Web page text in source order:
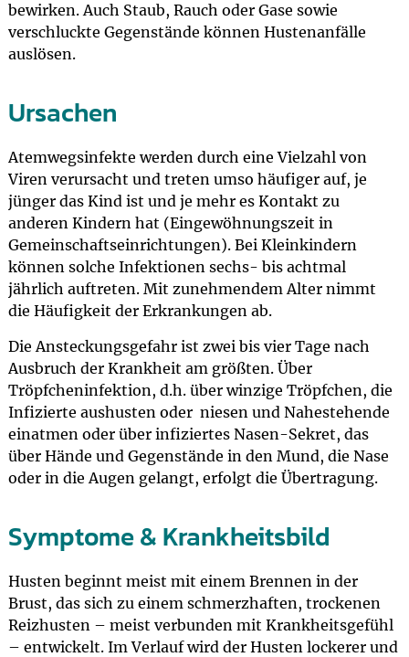
bewirken. Auch Staub, Rauch oder Gase sowie
verschluckte Gegenstände können Hustenanfälle
auslösen.
Ursachen
Atemwegsinfekte werden durch eine Vielzahl von
Viren verursacht und treten umso häufiger auf, je
jünger das Kind ist und je mehr es Kontakt zu
anderen Kindern hat (Eingewöhnungszeit in
Gemeinschaftseinrichtungen). Bei Kleinkindern
können solche Infektionen sechs- bis achtmal
jährlich auftreten. Mit zunehmendem Alter nimmt
die Häufigkeit der Erkrankungen ab.
Die Ansteckungsgefahr ist zwei bis vier Tage nach
Ausbruch der Krankheit am größten. Über
Tröpfcheninfektion, d.h. über winzige Tröpfchen, die
Infizierte aushusten oder niesen und Nahestehende
einatmen oder über infiziertes Nasen-Sekret, das
über Hände und Gegenstände in den Mund, die Nase
oder in die Augen gelangt, erfolgt die Übertragung.
Symptome & Krankheitsbild
Husten beginnt meist mit einem Brennen in der
Brust, das sich zu einem schmerzhaften, trockenen
Reizhusten – meist verbunden mit Krankheitsgefühl
– entwickelt. Im Verlauf wird der Husten lockerer und